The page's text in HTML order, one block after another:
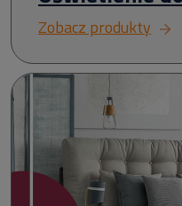
Zobacz produkty